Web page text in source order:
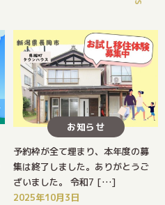
お知らせ
予約枠が全て埋まり、本年度の募
集は終了しました。ありがとうご
ざいました。 令和7 […]
2025年10月3日